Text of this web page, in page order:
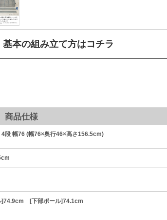
本の組み立て方はコチラ
商品仕様
段 幅76 (幅76×奥行46×高さ156.5cm)
]74.9cm [下部ポール]74.1cm